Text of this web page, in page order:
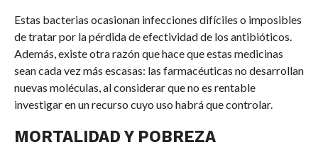
Estas bacterias ocasionan infecciones difíciles o imposibles
de tratar por la pérdida de efectividad de los antibióticos.
Además, existe otra razón que hace que estas medicinas
sean cada vez más escasas: las farmacéuticas no desarrollan
nuevas moléculas, al considerar que no es rentable
investigar en un recurso cuyo uso habrá que controlar.
MORTALIDAD Y POBREZA